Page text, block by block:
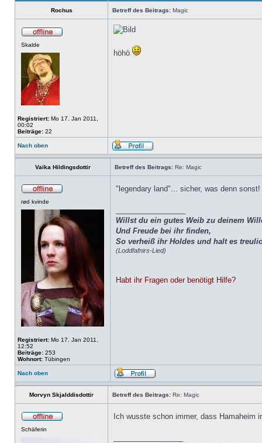
Rochus Betreff des Beitrags: Magic
Skalde
Registriert: Mo 17. Jan 2011,
00:02
Beiträge: 22
höhö
Nach oben
Vaika Hildingsdottir Betreff des Beitrags: Re: Magic
rød kvinde
Registriert: Mo 17. Jan 2011,
12:52
Beiträge: 253
Wohnort: Tübingen
"legendary land"... sicher, was denn sonst!
Willst du ein gutes Weib zu deinem
Und Freude bei ihr finden,
So verheiß ihr Holdes und halt es
(Loddfafnirs-Lied)
Habt ihr Fragen oder benötigt Hilfe?
Nach oben
Morvyn Skjalddisdottir Betreff des Beitrags: Re: Magic
Schäferin
Ich wusste schon immer, dass Hamaheim